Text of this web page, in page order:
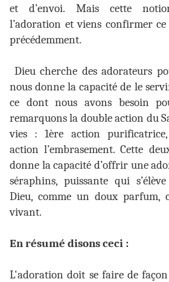
et d’envoi. Mais cette
l’adoration et viens confirmer
précédemment.
Dieu cherche des adorateurs
nous donne la capacité de le
ce dont nous avons besoin
remarquons la double action du
vies : 1ère action
action l’embrasement. Cette
donne la capacité d’offrir une
séraphins, puissante qui
Dieu, comme un doux parfum,
vivant.
En résumé disons ceci :
L'adoration doit se faire de